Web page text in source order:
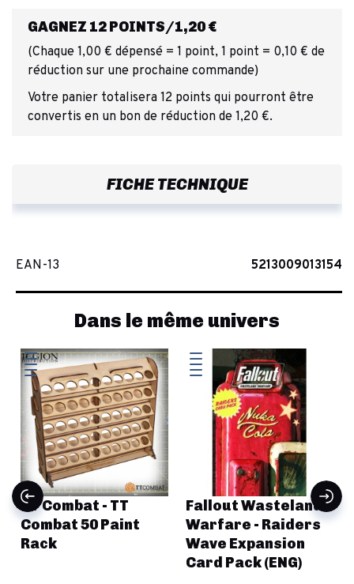
GAGNEZ 12 POINTS/1,20 €
(Chaque 1,00 € dépensé = 1 point, 1 point = 0,10 € de
réduction sur une prochaine commande)
Votre panier totalisera 12 points qui pourront être
convertis en un bon de réduction de 1,20 €.
FICHE TECHNIQUE
EAN-13 5213009013154
Dans le même univers
TT Combat - TT
Combat 50 Paint
Rack
Fallout Wasteland
Warfare - Raiders
Wave Expansion
Card Pack (ENG)